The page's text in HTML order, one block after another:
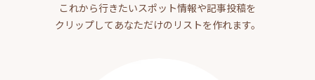
これから行きたいスポット情報や記事投稿を
クリップしてあなただけのリストを作れます。